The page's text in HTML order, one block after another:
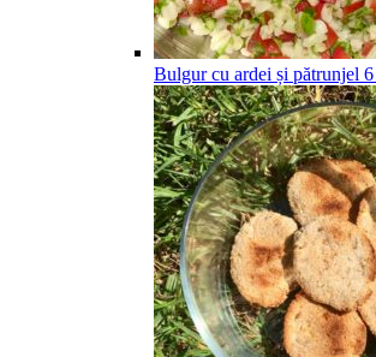
Bulgur cu ardei și pătrunjel 6